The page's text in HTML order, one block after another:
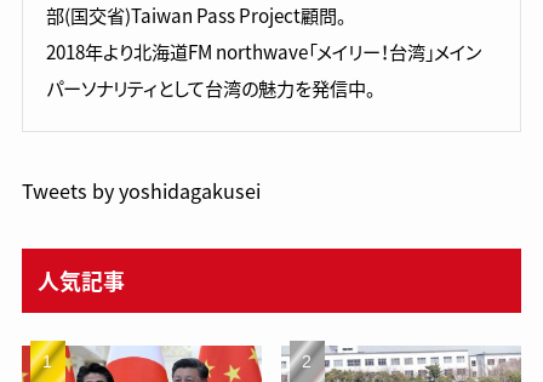
部(国交省)Taiwan Pass Project顧問。
2018年より北海道FM northwave「メイリー！台湾」メイン
パーソナリティとして台湾の魅力を発信中。
Tweets by yoshidagakusei
人気記事